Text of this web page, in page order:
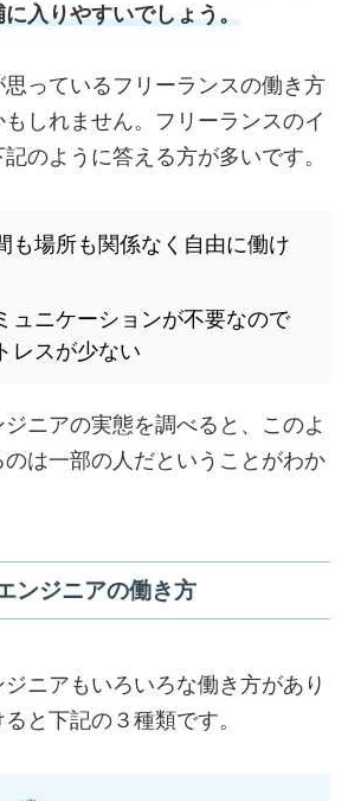
入りやすいでしょう。
っているフリーランスの働き方
しれません。フリーランスのイ
のように答える方が多いです。
も場所も関係なく自由に働け
ュニケーションが不要なので
レスが少ない
ニアの実態を調べると、このよ
のは一部の人だということがわか
ンジニアの働き方
ニアもいろいろな働き方があり
と下記の３種類です。